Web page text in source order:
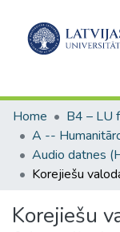
Home
Korejiešu